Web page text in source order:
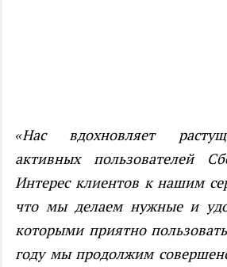
«Нас вдохновляет
активных пользователей
Интерес клиентов к нашим
что мы делаем нужные и
которыми приятно
году мы продолжим